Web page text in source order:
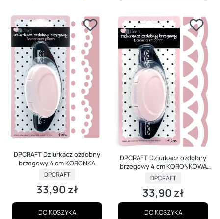
DPCRAFT Dziurkacz ozdobny
brzegowy 4 cm KORONKA
PRODUCENT
DPCRAFT
Cena
33,90 zł
DO KOSZYKA
DPCRAFT Dziurkacz ozdobny
brzegowy 4 cm KORONKOWA
LAMÓWKA
PRODUCENT
DPCRAFT
Cena
33,90 zł
DO KOSZYKA